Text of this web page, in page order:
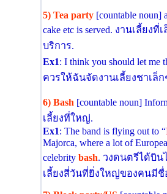
5) Tea party [countable noun]
cake etc is served. งานเลี้ย
บริการ.
Ex1: I think you should let me
ควรให้ฉันจัดงานเลี้ยงชาเล็ก
6) Bash [countable noun]
เลี้ยงที่ใหญ่.
Ex1: The band is flying out to “
Majorca, where a lot of
celebrity bash. วงดนตรีได้บิน
เลี้ยงสี่วันที่ยิ่งใหญ่ของคนมีชื่